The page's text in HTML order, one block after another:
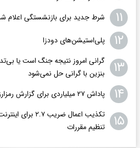
۱۱ شرط جدید برای بازنشستگی اعلام
۱۲ پلی‌استیشن‌های دودزا
۱۳
گرانی امروز نتیجه جنگ است یا
بنزین با گرانی حل نمی‌شود
۱۴ پاداش ۲۷ میلیاردی برای گزارش رمزارز غیرمجاز
۱۵
تکذیب اعمال
تنظیم مقررات